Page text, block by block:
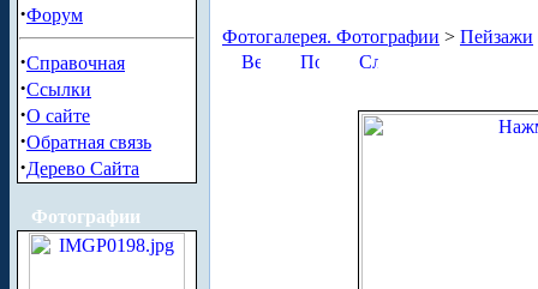
·Форум
·Справочная
·Ссылки
·О сайте
·Обратная связь
·Дерево Сайта
Фотографии
Фотогалерея. Фотографии > Пейзажи